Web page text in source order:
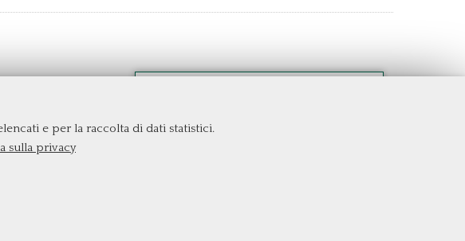
e per la raccolta di dati statistici.
sulla privacy